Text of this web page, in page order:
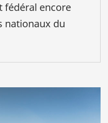
fédéral encore
nationaux du